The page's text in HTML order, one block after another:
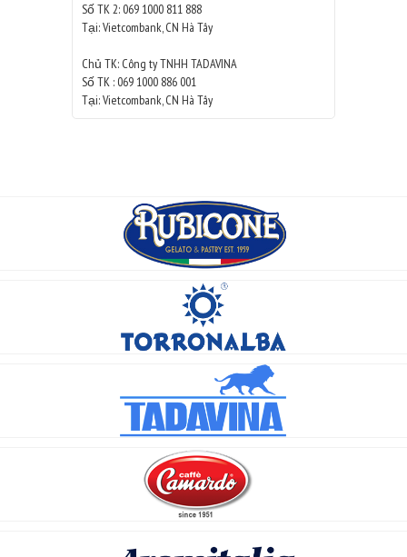
Số TK 2: 069 1000 811 888
Tại: Vietcombank, CN Hà Tây
Chủ TK: Công ty TNHH TADAVINA
Số TK : 069 1000 886 001
Tại: Vietcombank, CN Hà Tây